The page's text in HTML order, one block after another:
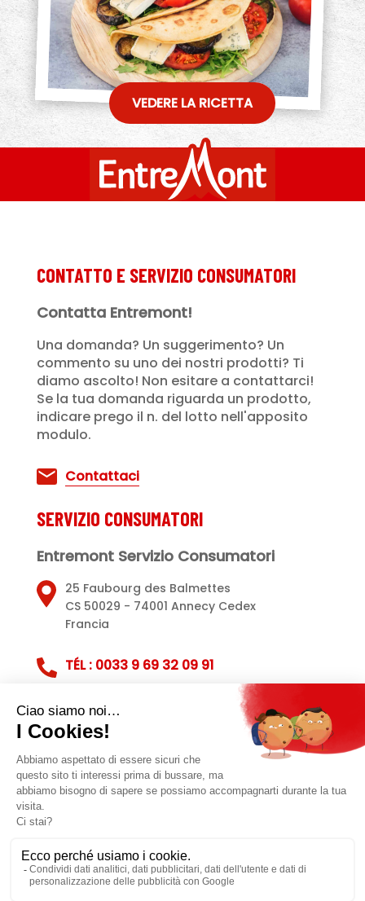
VEDERE LA RICETTA
CONTATTO E SERVIZIO CONSUMATORI
Contatta Entremont!
Una domanda? Un suggerimento? Un
commento su uno dei nostri prodotti? Ti
diamo ascolto! Non esitare a contattarci!
Se la tua domanda riguarda un prodotto,
indicare prego il n. del lotto nell'apposito
modulo.
Contattaci
SERVIZIO CONSUMATORI
Entremont Servizio Consumatori
25 Faubourg des Balmettes
CS 50029 - 74001 Annecy Cedex
Francia
TÉL : 0033 9 69 32 09 91
Servizio clienti
Note legali Politica sulla privacy